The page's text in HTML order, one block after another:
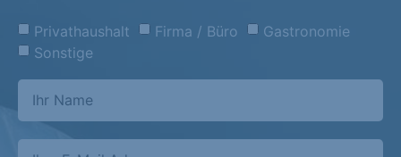
Privathaushalt Firma / Büro
Gastronomie
Sonstige